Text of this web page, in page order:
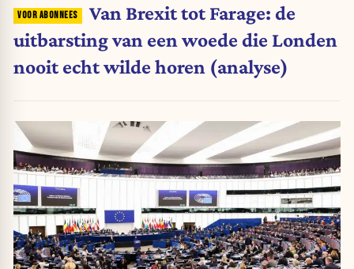
Van Brexit tot Farage: de
uitbarsting van een woede die Londen
nooit echt wilde horen (analyse)